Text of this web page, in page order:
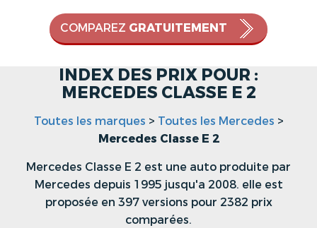
COMPAREZ GRATUITEMENT
INDEX DES PRIX POUR :
MERCEDES CLASSE E 2
Toutes les marques > Toutes les Mercedes >
Mercedes Classe E 2
Mercedes Classe E 2 est une auto produite par
Mercedes depuis 1995 jusqu'a 2008. elle est
proposée en 397 versions pour 2382 prix
comparées.